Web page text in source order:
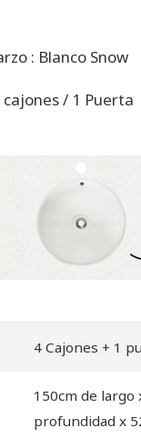
: Blanco Snow
/ 1 Puerta
4 Cajones + 1
150cm de largo
profundidad x